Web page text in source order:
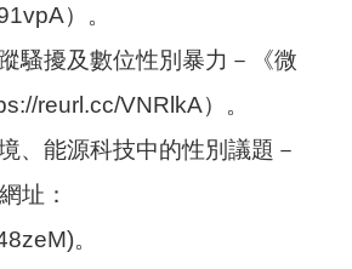
）。
騷擾及數位性別暴力－《微
reurl.cc/VNRlkA）。
、能源科技中的性別議題－
址：
。